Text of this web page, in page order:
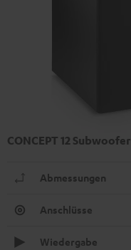
CONCEPT 12 Subwoofer
Abmessungen
Anschlüsse
Wiedergabe